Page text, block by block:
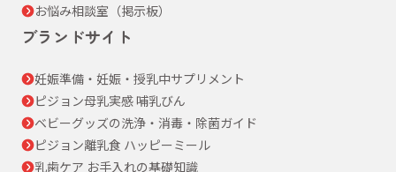
お悩み相談室（掲示板）
ブランドサイト
妊娠準備・妊娠・授乳中サプリメント
ピジョン母乳実感 哺乳びん
ベビーグッズの洗浄・消毒・除菌ガイド
ピジョン離乳食 ハッピーミール
乳歯ケア お手入れの基礎知識